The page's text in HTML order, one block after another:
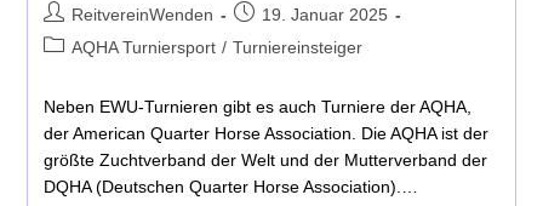
Beitrags-
Autor:
ReitvereinWenden
Beitrag
veröffentlicht:
19. Januar 2025
Beitrags-
AQHA Turniersport / Turniereinsteiger
Neben EWU-Turnieren gibt es auch Turniere der AQHA,
der American Quarter Horse Association. Die AQHA ist der
größte Zuchtverband der Welt und der Mutterverband der
DQHA (Deutschen Quarter Horse Association).…